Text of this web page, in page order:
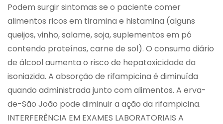
Podem surgir sintomas se o paciente comer
alimentos ricos em tiramina e histamina (alguns
queijos, vinho, salame, soja, suplementos em pó
contendo proteínas, carne de sol). O consumo diário
de álcool aumenta o risco de hepatoxicidade da
isoniazida. A absorção de rifampicina é diminuída
quando administrada junto com alimentos. A erva-
de-São João pode diminuir a ação da rifampicina.
INTERFERÊNCIA EM EXAMES LABORATORIAIS A